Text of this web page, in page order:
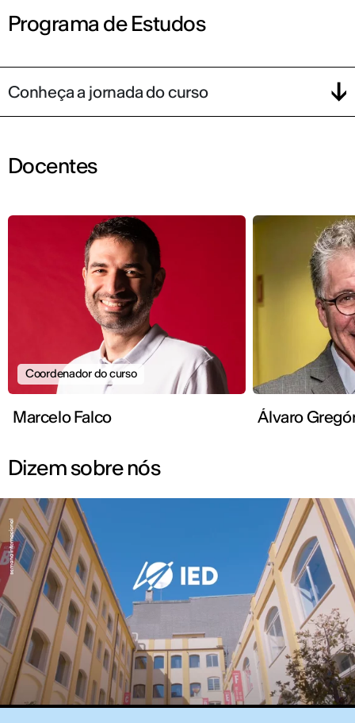
Programa de Estudos
Conheça a jornada do curso
Docentes
Coordenador do curso
Marcelo Falco Álvaro
Dizem sobre nós